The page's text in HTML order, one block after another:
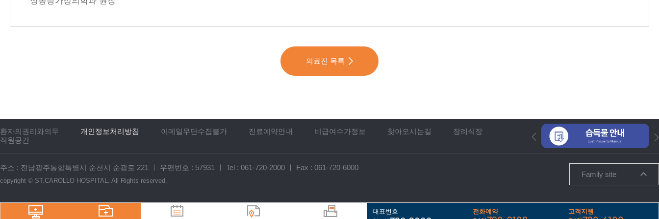
의료진 목록
환자의권리와의무 개인정보처리방침 이메일무단수집불가 진료예약안내 비급여수가정보 찾아오시는길
장례식장
직원공간
Family site
주소 : 전남광주통합특별시 순천시 순광로 221 ㅣ 우편번호 : 57931 ㅣ Tel : 061-720-2000 ㅣ Fax : 061-720-6000
copyright © ST.CAROLLO HOSPITAL. All Rights reserved.
대표번호 전화예약 고객지원